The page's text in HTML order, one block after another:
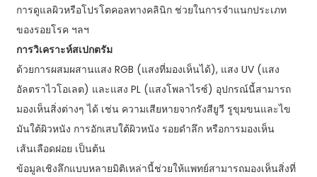
การดูแลผิวหรือโปรโตคอลทางคลินิก ช่วยในการจำแนกประเภท
ของรอยโรค ฯลฯ
การวิเคราะห์สเปกตรัม
ด้วยการผสมผสานแสง RGB (แสงที่มองเห็นได้), แสง UV (แสง
อัลตราไวโอเลต) และแสง PL (แสงโพลาไรซ์) อุปกรณ์นี้สามารถ
มองเห็นสิ่งต่างๆ ได้ เช่น ความเสียหายจากรังสียูวี รูขุมขนและไข
มันใต้ผิวหนัง การอักเสบใต้ผิวหนัง รอยดำลึก หรือการมองเห็น
เส้นเลือดฝอย เป็นต้น
ข้อมูลเชิงลึกแบบหลายมิติเหล่านี้ช่วยให้แพทย์สามารถมองเห็นสิ่งที่